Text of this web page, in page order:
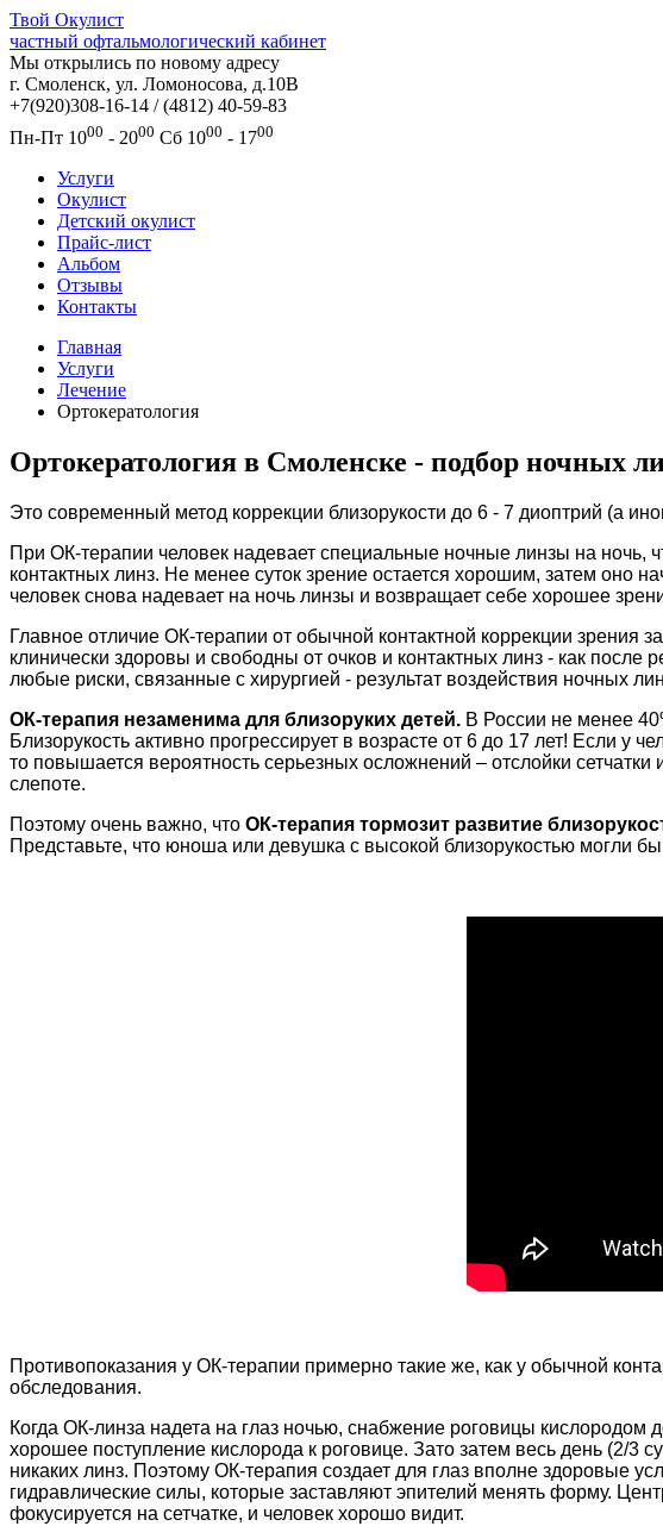
Твой Окулист
частный офтальмологический кабинет
Мы открылись по новому адресу
г. Смоленск, ул. Ломоносова, д.10В
+7(920)308-16-14 / (4812) 40-59-83
Пн-Пт 1000 - 2000 Сб 1000 - 1700
Услуги
Окулист
Детский окулист
Прайс-лист
Альбом
Отзывы
Контакты
Главная
Услуги
Лечение
Ортокератология
Ортокератология в Смоленске - подбор ночных
Это современный метод коррекции близорукости до 6 - 7 диоптрий (а
При ОК-терапии человек надевает специальные ночные линзы на ночь,
контактных линз. Не менее суток зрение остается хорошим, затем оно
человек снова надевает на ночь линзы и возвращает себе хорошее
Главное отличие ОК-терапии от обычной контактной коррекции зрения
клинически здоровы и свободны от очков и контактных линз - как
любые риски, связанные с хирургией - результат воздействия ночных
ОК-терапия незаменима для близоруких детей. В России не менее
Близорукость активно прогрессирует в возрасте от 6 до 17 лет! Если у
то повышается вероятность серьезных осложнений – отслойки
слепоте.
Поэтому очень важно, что ОК-терапия тормозит развитие
Представьте, что юноша или девушка с высокой близорукостью могли
Противопоказания у ОК-терапии примерно такие же, как у обычной
обследования.
Когда ОК-линза надета на глаз ночью, снабжение роговицы
хорошее поступление кислорода к роговице. Зато затем весь день (2/3
никаких линз. Поэтому ОК-терапия создает для глаз вполне здоровые
гидравлические силы, которые заставляют эпителий менять форму.
фокусируется на сетчатке, и человек хорошо видит.